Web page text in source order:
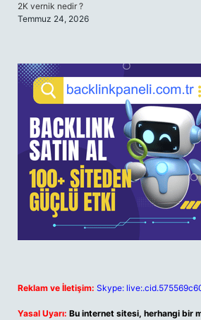
2K vernik nedir ?
Temmuz 24, 2026
Reklam ve İletişim: Skype:
Yasal Uyarı: Bu internet sitesi, herhangi bir